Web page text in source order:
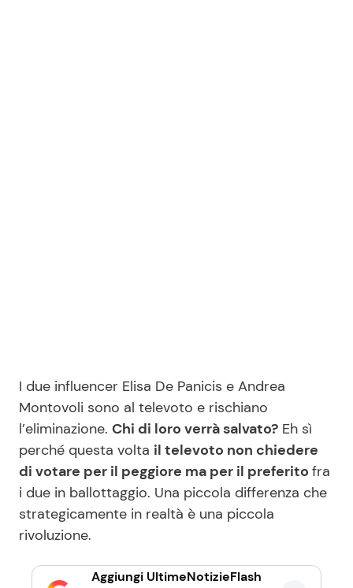
I due influencer Elisa De Panicis e Andrea
Montovoli sono al televoto e rischiano
l’eliminazione. Chi di loro verrà salvato? Eh sì
perché questa volta il televoto non chiedere
di votare per il peggiore ma per il preferito fra
i due in ballottaggio. Una piccola differenza che
strategicamente in realtà è una piccola
rivoluzione.
Aggiungi UltimeNotizieFlash